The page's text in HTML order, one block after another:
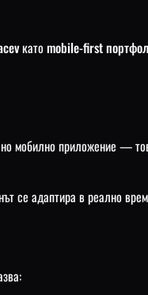
като mobile-first
мобилно приложение —
се адаптира в реално